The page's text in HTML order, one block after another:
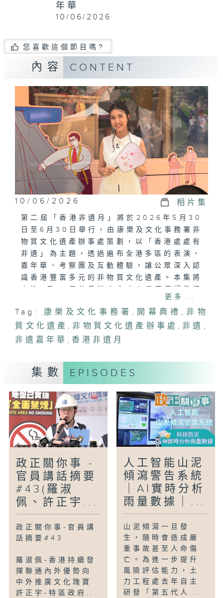
年華
10/06/2026
您喜歡這個節目嗎?
內容 CONTENT
10/06/2026 相片集
第二屆「香港非遺月」將於2026年5月30
日至6月30日舉行，由康樂及文化事務署非
物質文化遺產辦事處策劃，以「香港處處有
非遺」為主題，透過遍布全港多區的表演、
嘉年華、考察團及互動體驗，讓公眾深入認
識香港豐富多元的非物質文化遺產。本集將
的「香港非遺月2026」開幕典禮暨非遺嘉
年華，了解嘉年華如何以「打開非遺．傳承
無界」為主題，透過南音、廣東音樂、女子
舞獅、兒童及青年粵劇、皮影戲、舞貔貅及
出與全新非遺創意市集，拉近市民與非遺文
化的距離，展現香港非遺文化的傳承、創新
與活力。
更多...
Tag: 康樂及文化事務署 , 開幕典禮 , 非物
質文化遺產 , 非物質文化遺產辦事處 , 非遺 ,
非遺嘉年華 , 香港非遺月
集數 EPISODES
政正關你事 -
官員講話摘要
#43(羅淑
佩、許正宇...
政正關你事-官員講
話摘要#43
羅淑佩-香港持續發
揮聯通內外優勢向
中外推廣文化瑰寶
許正宇-特區政府...
人工智能山泥
傾瀉警告系統
｜AI實時分析
雨量數據｜...
山泥傾瀉一旦發
生，隨時會造成嚴
重事故甚至人命傷
亡。為進一步提升
風險評估能力，土
力工程處去年自主
研發「第五代人...